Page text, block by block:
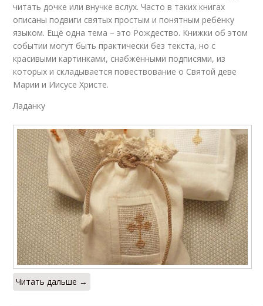
читать дочке или внучке вслух. Часто в таких книгах
описаны подвиги святых простым и понятным ребёнку
языком. Ещё одна тема – это Рождество. Книжки об этом
событии могут быть практически без текста, но с
красивыми картинками, снабжёнными подписями, из
которых и складывается повествование о Святой деве
Марии и Иисусе Христе.
Ладанку
Читать дальше →